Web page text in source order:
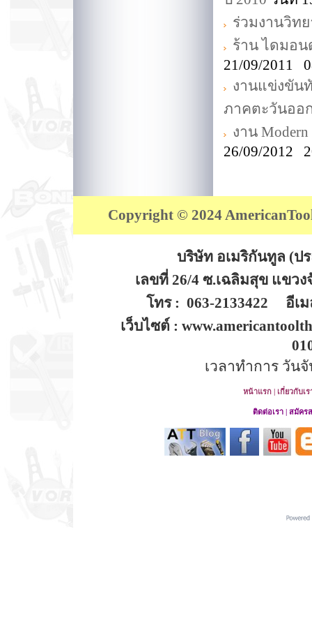
ร่วมงานวิท
ร้าน ไดมอน
21/09/2011
งานแข่งขัน
ภาคตะวันออ
งาน
26/09/2012
Copyright © 2024
บริษัท อเมริกันทูล (ป
เลขที่ 26/4 ซ.เฉลิมสุข แขวง
โทร : 063-2133422 อีเม
เว็บไซต์ :
เวลาทำการ วัน
หน้าแรก | เกี่ยวกับเร
ติดต่อเรา | สมัคร